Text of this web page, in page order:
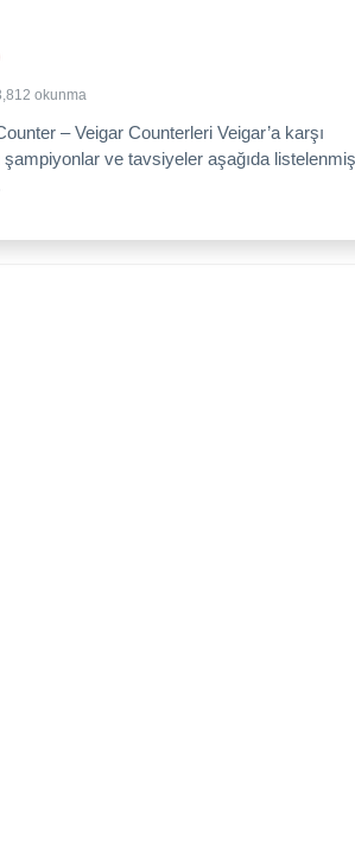
okunma
– Veigar Counterleri Veigar’a karşı
ve tavsiyeler aşağıda